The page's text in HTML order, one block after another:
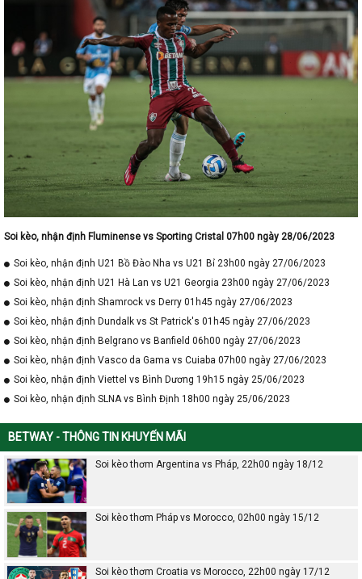
Soi kèo, nhận định Fluminense vs Sporting Cristal 07h00 ngày 28/06/2023
Soi kèo, nhận định U21 Bồ Đào Nha vs U21 Bỉ 23h00 ngày 27/06/2023
Soi kèo, nhận định U21 Hà Lan vs U21 Georgia 23h00 ngày 27/06/2023
Soi kèo, nhận định Shamrock vs Derry 01h45 ngày 27/06/2023
Soi kèo, nhận định Dundalk vs St Patrick's 01h45 ngày 27/06/2023
Soi kèo, nhận định Belgrano vs Banfield 06h00 ngày 27/06/2023
Soi kèo, nhận định Vasco da Gama vs Cuiaba 07h00 ngày 27/06/2023
Soi kèo, nhận định Viettel vs Bình Dương 19h15 ngày 25/06/2023
Soi kèo, nhận định SLNA vs Bình Định 18h00 ngày 25/06/2023
BETWAY - THÔNG TIN KHUYẾN MÃI
Soi kèo thơm Argentina vs Pháp, 22h00 ngày 18/12
Soi kèo thơm Pháp vs Morocco, 02h00 ngày 15/12
Soi kèo thơm Croatia vs Morocco, 22h00 ngày 17/12